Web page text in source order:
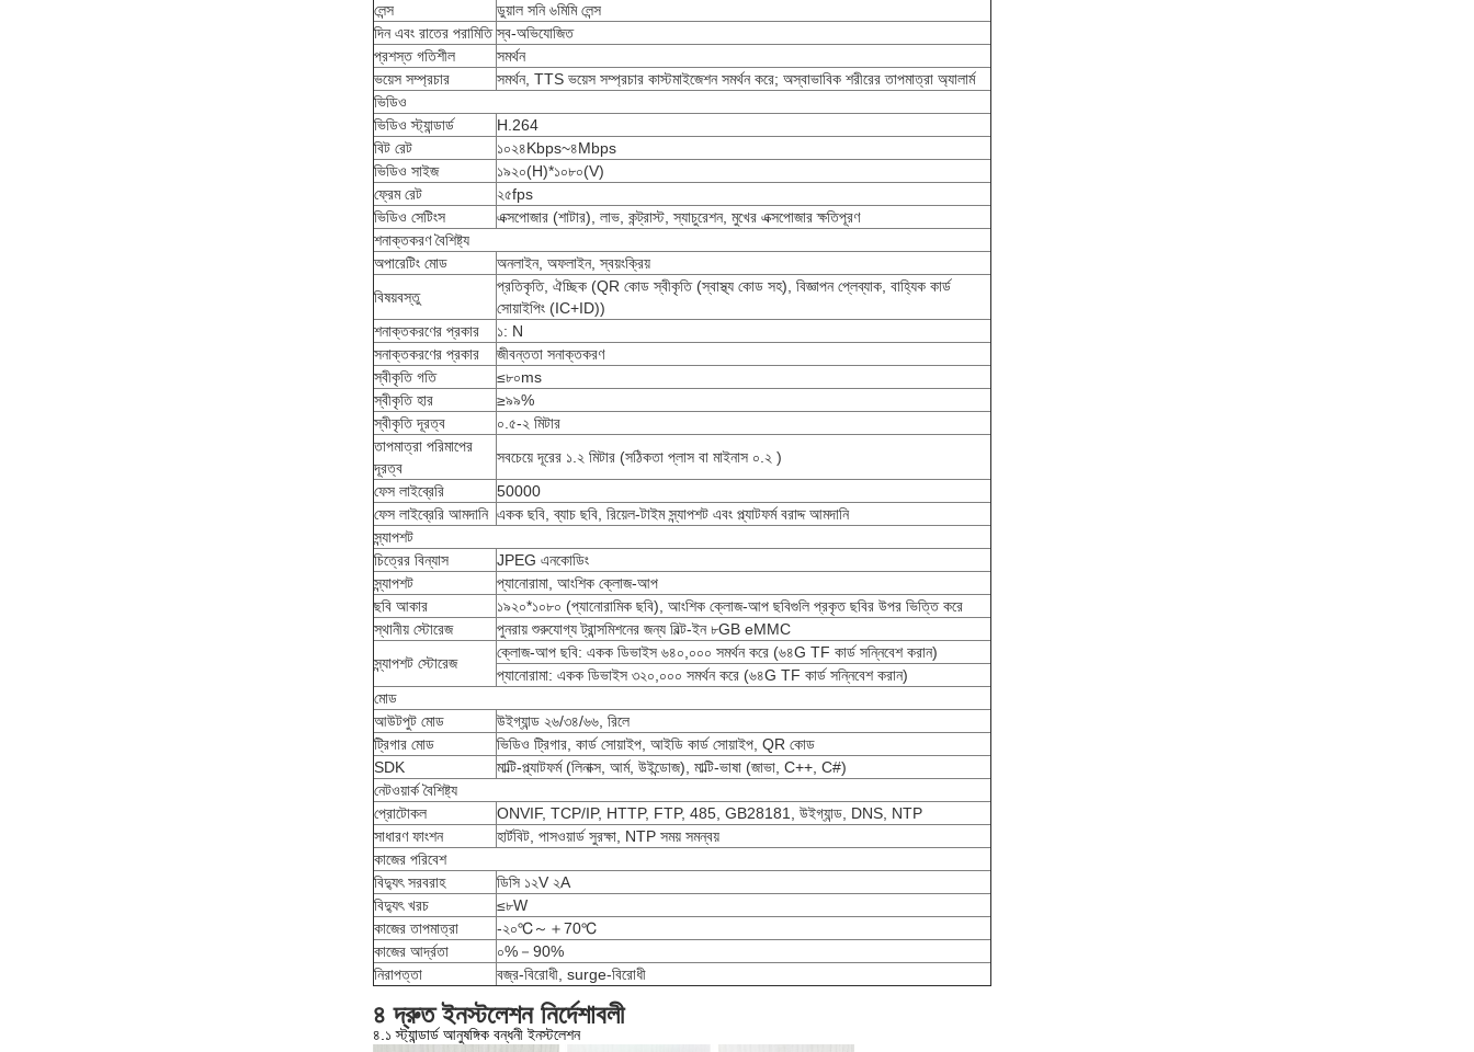
লেন্স
ডুয়াল সনি ৬মিমি লেন্স
দিন এবং রাতের পরামিতি স্ব-অভিযোজিত
প্রশস্ত গতিশীল
সমর্থন
ভয়েস সম্প্রচার
সমর্থন, TTS ভয়েস সম্প্রচার কাস্টমাইজেশন সমর্থন করে; অস্বাভাবিক শরীরের তাপমাত্রা অ্যালার্ম
ভিডিও
ভিডিও স্ট্যান্ডার্ড
H.264
বিট রেট
১০২৪Kbps~৪Mbps
ভিডিও সাইজ
১৯২০(H)*১০৮০(V)
ফ্রেম রেট
২৫fps
ভিডিও সেটিংস
এক্সপোজার (শাটার), লাভ, কন্ট্রাস্ট, স্যাচুরেশন, মুখের এক্সপোজার ক্ষতিপূরণ
শনাক্তকরণ বৈশিষ্ট্য
অপারেটিং মোড
অনলাইন, অফলাইন, স্বয়ংক্রিয়
বিষয়বস্তু
প্রতিকৃতি, ঐচ্ছিক (QR কোড স্বীকৃতি (স্বাস্থ্য কোড সহ), বিজ্ঞাপন প্লেব্যাক, বাহ্যিক কার্ড
সোয়াইপিং (IC+ID))
শনাক্তকরণের প্রকার
১: N
সনাক্তকরণের প্রকার
জীবন্ততা সনাক্তকরণ
স্বীকৃতি গতি
≤৮০ms
স্বীকৃতি হার
≥৯৯%
স্বীকৃতি দূরত্ব
০.৫-২ মিটার
তাপমাত্রা পরিমাপের
দূরত্ব
সবচেয়ে দূরের ১.২ মিটার (সঠিকতা প্লাস বা মাইনাস ০.২ )
ফেস লাইব্রেরি
50000
ফেস লাইব্রেরি আমদানি একক ছবি, ব্যাচ ছবি, রিয়েল-টাইম স্ন্যাপশট এবং প্ল্যাটফর্ম বরাদ্দ আমদানি
স্ন্যাপশট
চিত্রের বিন্যাস
JPEG এনকোডিং
স্ন্যাপশট
প্যানোরামা, আংশিক ক্লোজ-আপ
ছবি আকার
১৯২০*১০৮০ (প্যানোরামিক ছবি), আংশিক ক্লোজ-আপ ছবিগুলি প্রকৃত ছবির উপর ভিত্তি করে
স্থানীয় স্টোরেজ
পুনরায় শুরুযোগ্য ট্রান্সমিশনের জন্য বিল্ট-ইন ৮GB eMMC
স্ন্যাপশট স্টোরেজ
ক্লোজ-আপ ছবি: একক ডিভাইস ৬৪০,০০০ সমর্থন করে (৬৪G TF কার্ড সন্নিবেশ করান)
প্যানোরামা: একক ডিভাইস ৩২০,০০০ সমর্থন করে (৬৪G TF কার্ড সন্নিবেশ করান)
মোড
আউটপুট মোড
উইগ্যান্ড ২৬/৩৪/৬৬, রিলে
ট্রিগার মোড
ভিডিও ট্রিগার, কার্ড সোয়াইপ, আইডি কার্ড সোয়াইপ, QR কোড
SDK
মাল্টি-প্ল্যাটফর্ম (লিনাক্স, আর্ম, উইন্ডোজ), মাল্টি-ভাষা (জাভা, C++, C#)
নেটওয়ার্ক বৈশিষ্ট্য
প্রোটোকল
ONVIF, TCP/IP, HTTP, FTP, 485, GB28181, উইগ্যান্ড, DNS, NTP
সাধারণ ফাংশন
হার্টবিট, পাসওয়ার্ড সুরক্ষা, NTP সময় সমন্বয়
কাজের পরিবেশ
বিদ্যুৎ সরবরাহ
ডিসি ১২V ২A
বিদ্যুৎ খরচ
≤৮W
কাজের তাপমাত্রা
-২০℃～＋70℃
কাজের আর্দ্রতা
০%－90%
নিরাপত্তা
বজ্র-বিরোধী, surge-বিরোধী
৪ দ্রুত ইনস্টলেশন নির্দেশাবলী
৪.১ স্ট্যান্ডার্ড আনুষঙ্গিক বন্ধনী ইনস্টলেশন